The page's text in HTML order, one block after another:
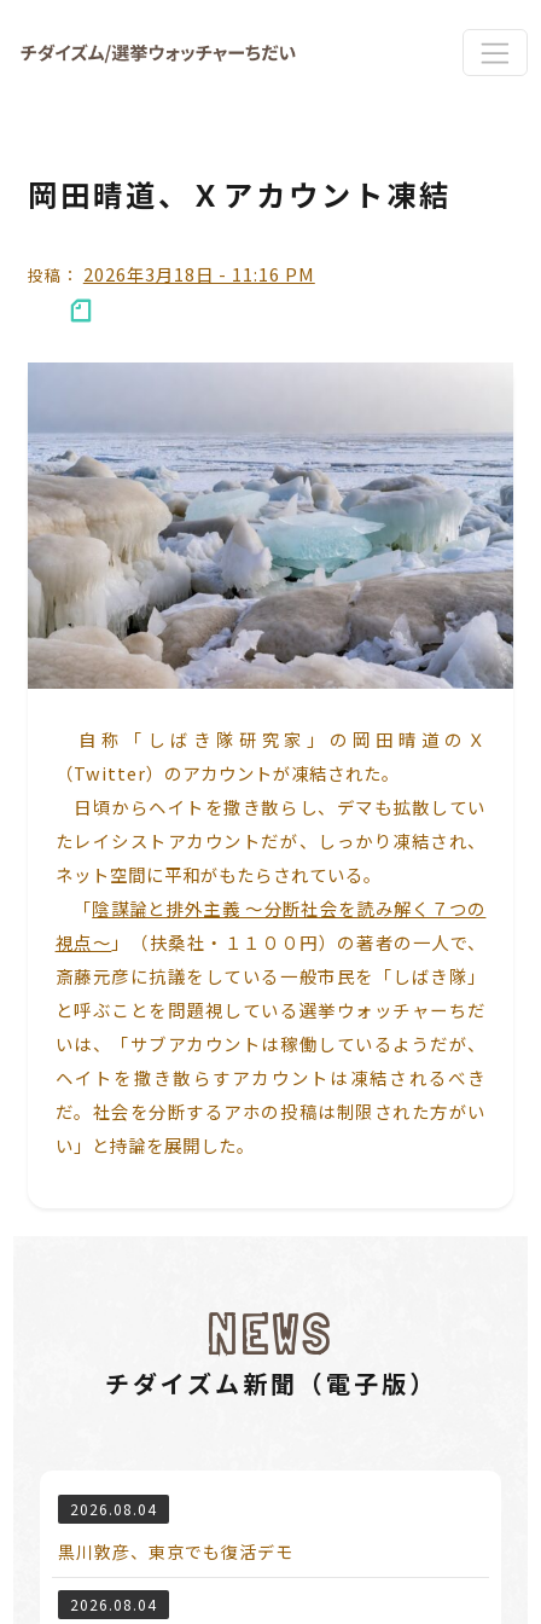
岡田晴道、Ｘアカウント凍結
投稿： 2026年3月18日 - 11:16 PM
自称「しばき隊研究家」の岡田晴道のＸ
（Twitter）のアカウントが凍結された。
日頃からヘイトを撒き散らし、デマも拡散してい
たレイシストアカウントだが、しっかり凍結され、
ネット空間に平和がもたらされている。
「陰謀論と排外主義 ～分断社会を読み解く７つの
視点～ 」（扶桑社・１１００円）の著者の一人で、
斎藤元彦に抗議をしている一般市民を「しばき隊」
と呼ぶことを問題視している選挙ウォッチャーちだ
いは、「サブアカウントは稼働しているようだが、
ヘイトを撒き散らすアカウントは凍結されるべき
だ。社会を分断するアホの投稿は制限された方がい
い」と持論を展開した。
NEWS
チダイズム新聞（電⼦版）
2026.08.04
黒川敦彦、東京でも復活デモ
2026.08.04